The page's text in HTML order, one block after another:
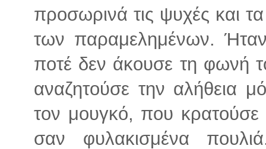
προσωρινά τις ψυχές και
των παραμελημένων.
ποτέ δεν άκουσε τη φωνή
αναζητούσε την αλήθεια
τον μουγκό, που κρατούσε
σαν φυλακισμένα